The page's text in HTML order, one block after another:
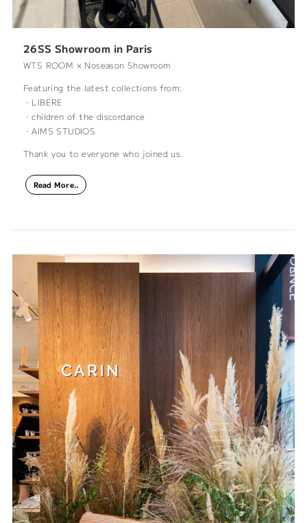
26SS Showroom in Paris
WTS ROOM × Noseason Showroom
Featuring the latest collections from:
・LIBERE
・children of the discordance
・AIMS STUDIOS
Thank you to everyone who joined us.
Read More..